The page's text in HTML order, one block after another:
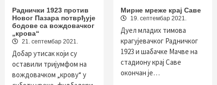
Раднички 1923 против
Новог Пазара потврђује
бодове са вождовачког
„крова“
21. септембар 2021.
Добар утисак који су
оставили тријумфом на
вождовачком „крову“ у
Мирне мреже крај Саве
19. септембар 2021.
Дуел младих тимова
крагујевачког Радничког
1923 и шабачке Мачве на
стадиону крај Саве
окончан је…